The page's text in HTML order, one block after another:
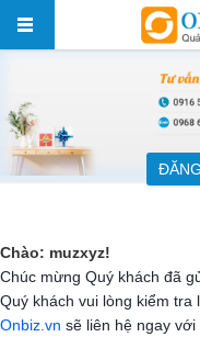
Chào: muzxyz!
Chúc mừng Quý khách đã
Quý khách vui lòng kiểm tra
Onbiz.vn sẽ liên hệ ngay